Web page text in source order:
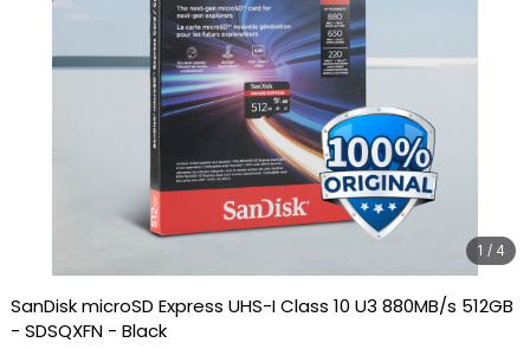
1 / 4
SanDisk microSD Express UHS-I Class 10 U3 880MB/s 512GB
- SDSQXFN - Black